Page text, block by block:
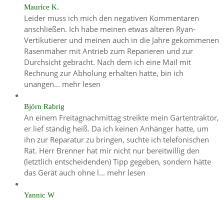
Maurice K.
Leider muss ich mich den negativen Kommentaren
anschließen. Ich habe meinen etwas älteren Ryan-
Vertikutierer und meinen auch in die Jahre gekommenen
Rasenmäher mit Antrieb zum Reparieren und zur
Durchsicht gebracht. Nach dem ich eine Mail mit
Rechnung zur Abholung erhalten hatte, bin ich
unangen... mehr lesen
Björn Rabrig
An einem Freitagnachmittag streikte mein Gartentraktor,
er lief ständig heiß. Da ich keinen Anhänger hatte, um
ihn zur Reparatur zu bringen, suchte ich telefonischen
Rat. Herr Brenner hat mir nicht nur bereitwillig den
(letztlich entscheidenden) Tipp gegeben, sondern hätte
das Gerät auch ohne l... mehr lesen
Yannic W